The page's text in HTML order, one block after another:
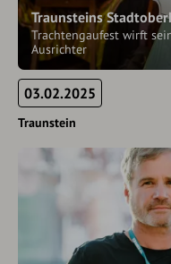
Traunsteins
Trachtengaufest wirft
Ausrichter
03.02.2025
Traunstein